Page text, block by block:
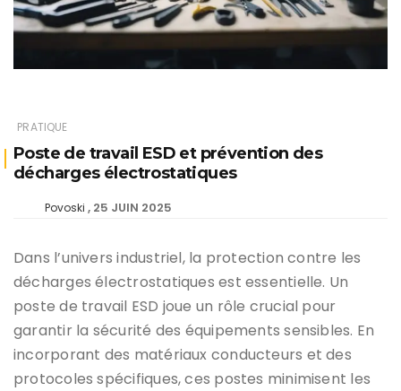
PRATIQUE
Poste de travail ESD et prévention des
décharges électrostatiques
Povoski 25 JUIN 2025
Dans l’univers industriel, la protection contre les
décharges électrostatiques est essentielle. Un
poste de travail ESD joue un rôle crucial pour
garantir la sécurité des équipements sensibles. En
incorporant des matériaux conducteurs et des
protocoles spécifiques, ces postes minimisent les